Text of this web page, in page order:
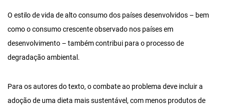
O estilo de vida de alto consumo dos países desenvolvidos – bem
como o consumo crescente observado nos países em
desenvolvimento – também contribui para o processo de
degradação ambiental.
Para os autores do texto, o combate ao problema deve incluir a
adoção de uma dieta mais sustentável, com menos produtos de